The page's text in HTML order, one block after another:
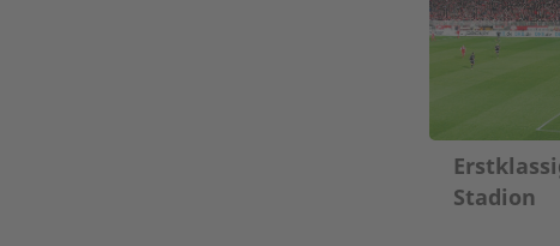
Stadion